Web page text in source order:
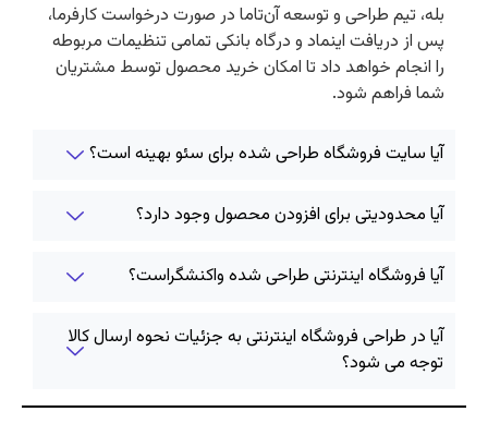
بله، تیم طراحی و توسعه آن‌تاما در صورت درخواست کارفرما،
پس از دریافت اینماد و درگاه بانکی تمامی تنظیمات مربوطه
را انجام خواهد داد تا امکان خرید محصول توسط مشتریان
شما فراهم شود.
آیا سایت فروشگاه طراحی شده برای سئو بهینه است؟
آیا محدودیتی برای افزودن محصول وجود دارد؟
آیا فروشگاه اینترنتی طراحی شده واکنشگراست؟
آیا در طراحی فروشگاه اینترنتی به جزئیات نحوه ارسال کالا
توجه می شود؟